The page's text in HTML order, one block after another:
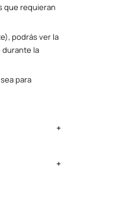
que requieran
podrás ver la
durante la
para